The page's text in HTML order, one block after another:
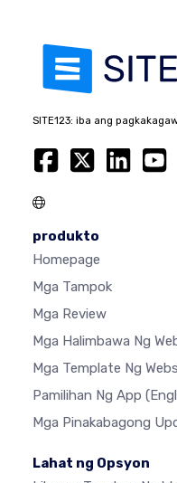
SITE123: iba ang
produkto
Homepage
Mga Tampok
Mga Review
Mga Halimbawa Ng
Mga Template Ng
Pamilihan Ng App
Mga Pinakabagong
Lahat ng Opsyon